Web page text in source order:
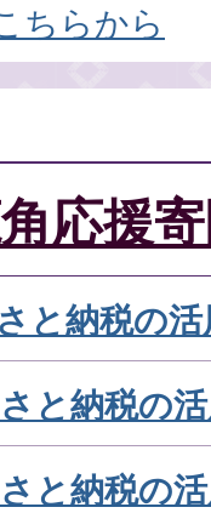
ちらから
応援
と納税の活
と納税の
と納税の